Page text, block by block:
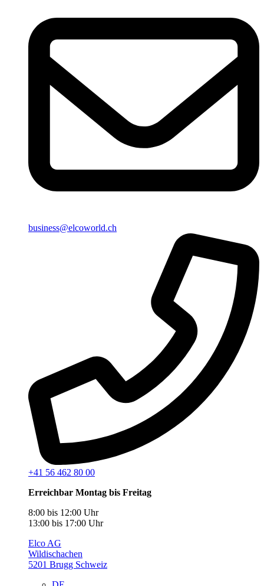
business@elcoworld.ch
+41 56 462 80 00
Erreichbar Montag bis Freitag
8:00 bis 12:00 Uhr
13:00 bis 17:00 Uhr
Elco AG
Wildischachen
5201 Brugg Schweiz